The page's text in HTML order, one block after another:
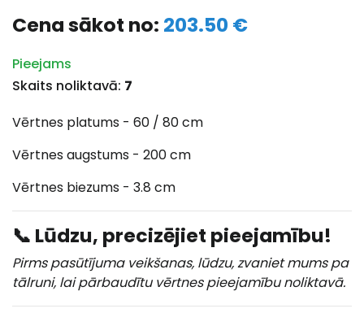
Cena sākot no: 203.50 €
Pieejams
Skaits noliktavā: 7
Vērtnes platums - 60 / 80 cm
Vērtnes augstums - 200 cm
Vērtnes biezums - 3.8 cm
📞 Lūdzu, precizējiet pieejamību!
Pirms pasūtījuma veikšanas, lūdzu, zvaniet mums pa
tālruni, lai pārbaudītu vērtnes pieejamību noliktavā.